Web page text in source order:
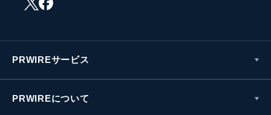
PRWIREサービス
PRWIREについて